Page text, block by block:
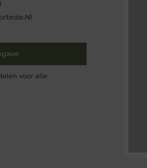
voor alle